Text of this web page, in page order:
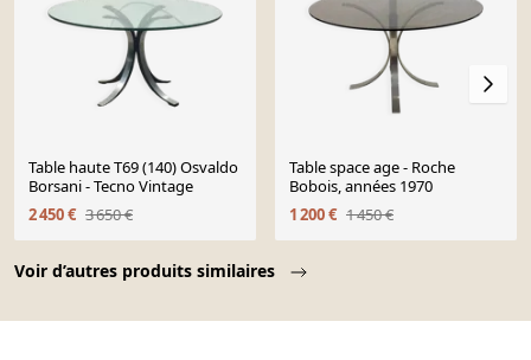
Voir d’autres produits similaires
Table haute T69 (140) Osvaldo
Borsani - Tecno Vintage
2 450 € 3 650 €
Table space age - Roche
Bobois, années 1970
1 200 € 1 450 €